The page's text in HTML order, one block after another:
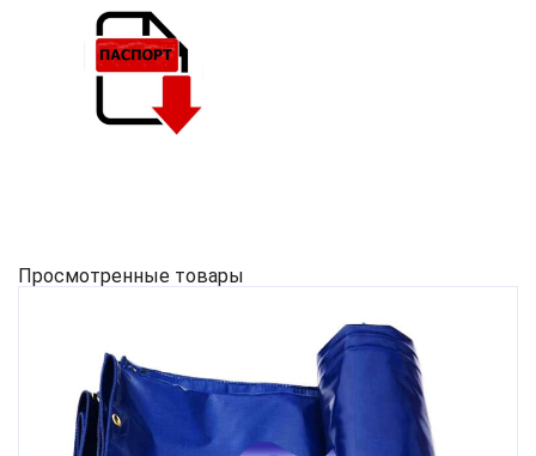
Просмотренные товары